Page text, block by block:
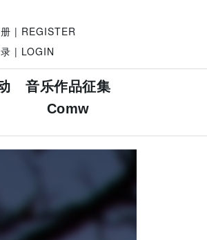
| REGISTER
| LOGIN
音乐作品征集
Comw